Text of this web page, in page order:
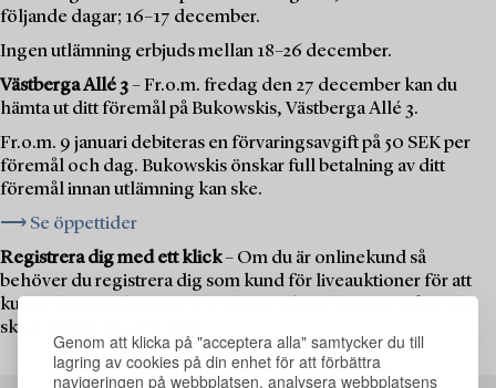
Genom att klicka på "acceptera alla" samtycker du till
lagring av cookies på din enhet för att förbättra
navigeringen på webbplatsen, analysera webbplatsens
följande dagar; 16–17 december.
Ingen utlämning erbjuds mellan 18–26 december.
Västberga Allé 3– Fr.o.m. fredag den 27 december kan du
hämta ut ditt föremål på Bukowskis, Västberga Allé 3.
Fr.o.m. 9 januari debiteras en förvaringsavgift på 50 SEK per
föremål och dag. Bukowskis önskar full betalning av ditt
föremål innan utlämning kan ske.
⟶ Se öppettider
Registrera dig med ett klick– Om du är onlinekund så
behöver du registrera dig som kund för liveauktioner för att
kunna delta i auktionen. Om du är ny kund hos oss måste du
skapa ett kundkonto först.